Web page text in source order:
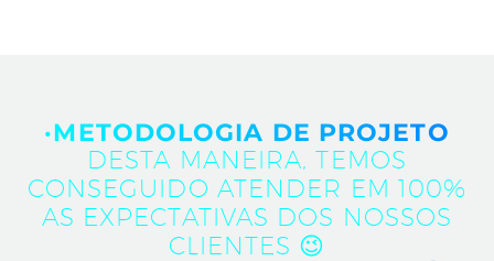
·METODOLOGIA DE PROJETO
DESTA MANEIRA, TEMOS
CONSEGUIDO ATENDER EM 100%
AS EXPECTATIVAS DOS NOSSOS
CLIENTES 😉